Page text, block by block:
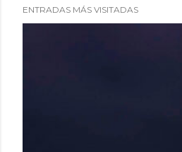
ENTRADAS MÁS VISITADAS